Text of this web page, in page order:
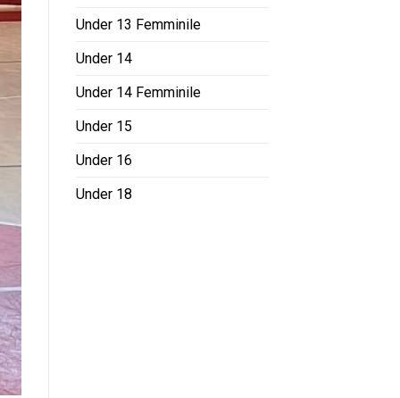
Under 13 Femminile
Under 14
Under 14 Femminile
Under 15
Under 16
Under 18